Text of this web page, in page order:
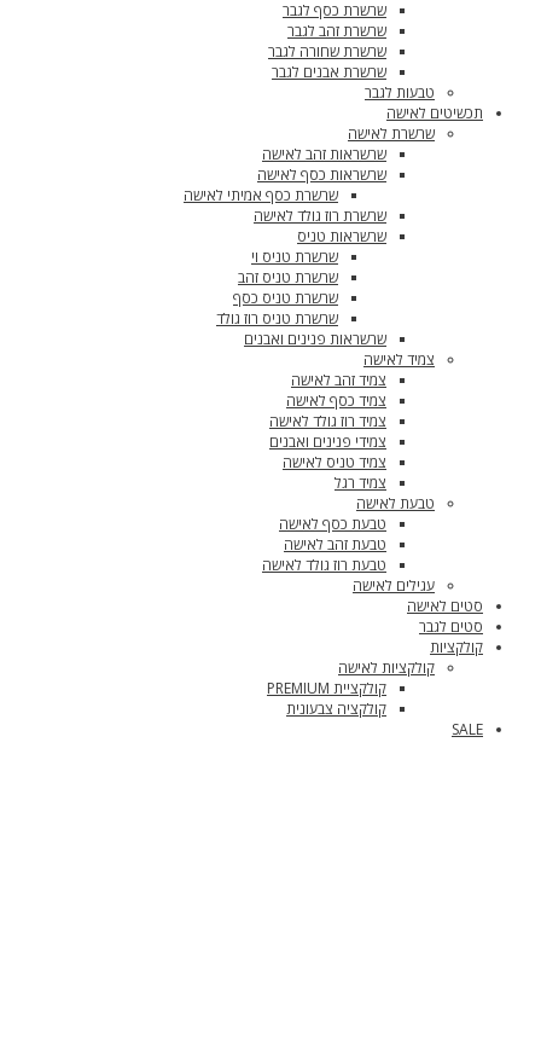
שרשרת כסף לגבר
שרשרת זהב לגבר
שרשרת שחורה לגבר
שרשרת אבנים לגבר
טבעות לגבר
תכשיטים לאישה
שרשרת לאישה
שרשראות זהב לאישה
שרשראות כסף לאישה
שרשרת כסף אמיתי לאישה
שרשרת רוז גולד לאישה
שרשראות טניס
שרשרת טניס וי
שרשרת טניס זהב
שרשרת טניס כסף
שרשרת טניס רוז גולד
שרשראות פנינים ואבנים
צמיד לאישה
צמיד זהב לאישה
צמיד כסף לאישה
צמיד רוז גולד לאישה
צמידי פנינים ואבנים
צמיד טניס לאישה
צמיד רגל
טבעת לאישה
טבעת כסף לאישה
טבעת זהב לאישה
טבעת רוז גולד לאישה
עגילים לאישה
סטים לאישה
סטים לגבר
קולקציות
קולקציות לאישה
קולקציית PREMIUM
קולקציה צבעונית
SALE